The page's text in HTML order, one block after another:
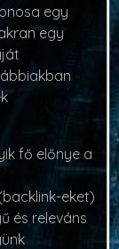
egy
egy
fő előnye a
eket)
és releváns